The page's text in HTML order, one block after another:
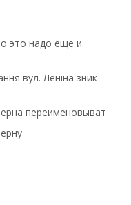
это надо еще и
вул. Леніна зник
переименовыват